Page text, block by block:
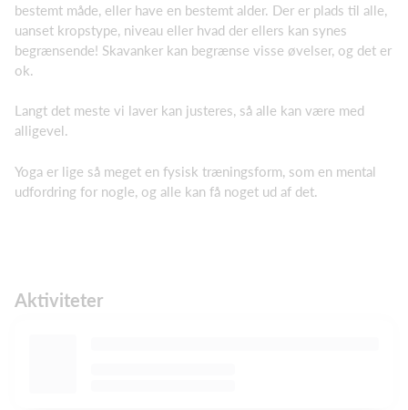
bestemt måde, eller have en bestemt alder. Der er plads til alle,
uanset kropstype, niveau eller hvad der ellers kan synes
begrænsende! Skavanker kan begrænse visse øvelser, og det er
ok.
Langt det meste vi laver kan justeres, så alle kan være med
alligevel.
Yoga er lige så meget en fysisk træningsform, som en mental
udfordring for nogle, og alle kan få noget ud af det.
Aktiviteter